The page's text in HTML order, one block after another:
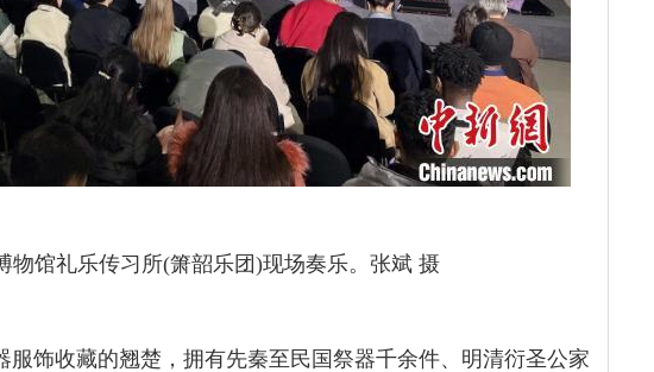
物馆礼乐传习所(箫韶乐团)现场奏乐。张斌 摄
服饰收藏的翘楚，拥有先秦至民国祭器千余件、明清衍圣公家